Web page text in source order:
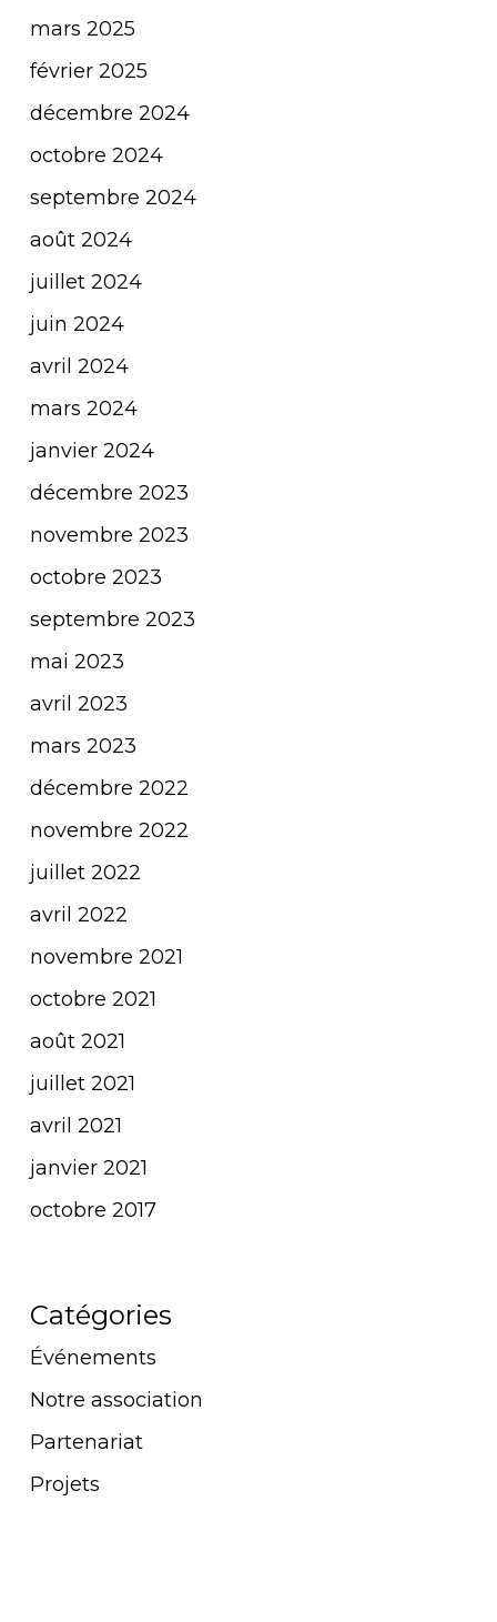
mars 2025
février 2025
décembre 2024
octobre 2024
septembre 2024
août 2024
juillet 2024
juin 2024
avril 2024
mars 2024
janvier 2024
décembre 2023
novembre 2023
octobre 2023
septembre 2023
mai 2023
avril 2023
mars 2023
décembre 2022
novembre 2022
juillet 2022
avril 2022
novembre 2021
octobre 2021
août 2021
juillet 2021
avril 2021
janvier 2021
octobre 2017
Catégories
Événements
Notre association
Partenariat
Projets